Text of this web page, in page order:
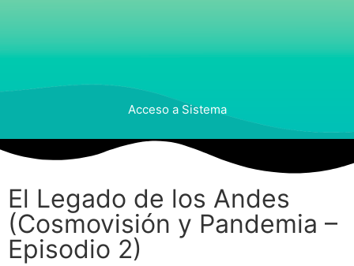
Acceso a Sistema
El Legado de los Andes
(Cosmovisión y Pandemia –
Episodio 2)